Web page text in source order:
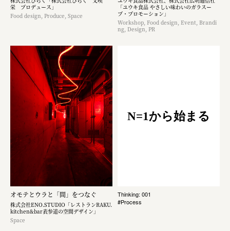
栄 プロデュース」
Food design, Produce, Space
「ユウキ食品 やさしい味わいのガラスー
プ・プロモーション」
Workshop, Food design, Event, Brandi
ng, Design, PR
オモテとウラと「間」をつなぐ
株式会社ENO.STUDIO「レストランRAKU.
kitchen&bar表参道の空間デザイン」
Space
N=1から始まる
Thinking: 001
#Process